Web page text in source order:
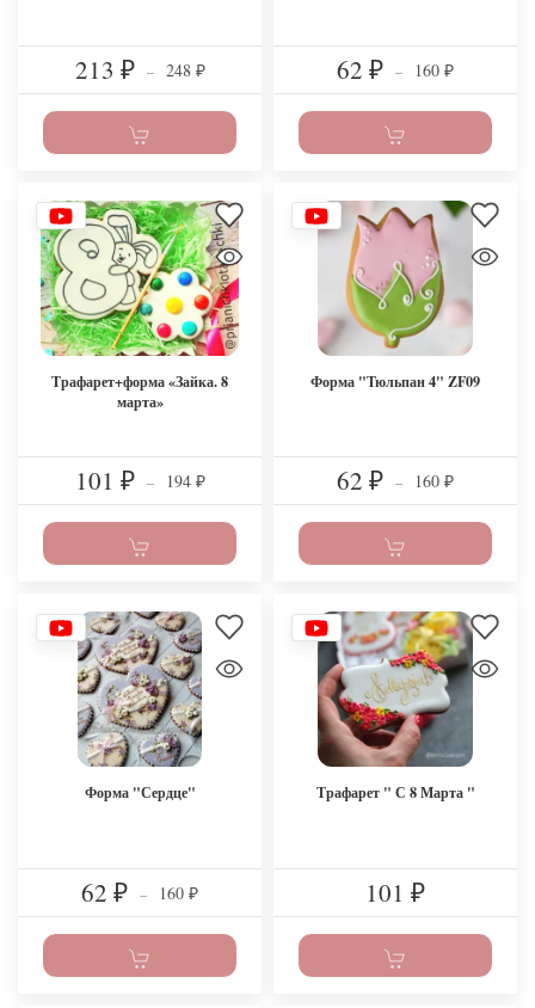
213 ₽ – 248 ₽ 62 ₽ – 160 ₽
Трафарет+форма «Зайка. 8
марта»
101 ₽ – 194 ₽
Форма "Тюльпан 4" ZF09
62 ₽ – 160 ₽
Форма "Сердце"
62 ₽ – 160 ₽
Трафарет " С 8 Марта "
101 ₽